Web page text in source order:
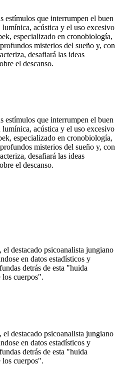
estímulos que interrumpen el buen
acústica y el uso excesivo
especializado en cronobiología,
misterios del sueño y, con
desafiará las ideas
el descanso.
estímulos que interrumpen el buen
acústica y el uso excesivo
especializado en cronobiología,
misterios del sueño y, con
desafiará las ideas
el descanso.
destacado psicoanalista jungiano
en datos estadísticos y
detrás de esta "huida
los cuerpos".
destacado psicoanalista jungiano
en datos estadísticos y
detrás de esta "huida
los cuerpos".